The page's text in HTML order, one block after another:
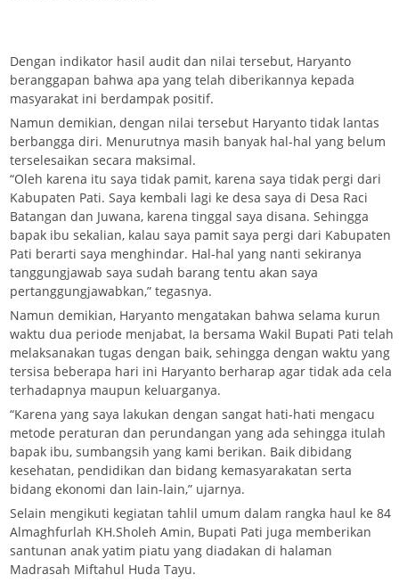
Dengan indikator hasil audit dan nilai tersebut, Haryanto
beranggapan bahwa apa yang telah diberikannya kepada
masyarakat ini berdampak positif.
Namun demikian, dengan nilai tersebut Haryanto tidak lantas
berbangga diri. Menurutnya masih banyak hal-hal yang belum
terselesaikan secara maksimal.
“Oleh karena itu saya tidak pamit, karena saya tidak pergi dari
Kabupaten Pati. Saya kembali lagi ke desa saya di Desa Raci
Batangan dan Juwana, karena tinggal saya disana. Sehingga
bapak ibu sekalian, kalau saya pamit saya pergi dari Kabupaten
Pati berarti saya menghindar. Hal-hal yang nanti sekiranya
tanggungjawab saya sudah barang tentu akan saya
pertanggungjawabkan,” tegasnya.
Namun demikian, Haryanto mengatakan bahwa selama kurun
waktu dua periode menjabat, Ia bersama Wakil Bupati Pati telah
melaksanakan tugas dengan baik, sehingga dengan waktu yang
tersisa beberapa hari ini Haryanto berharap agar tidak ada cela
terhadapnya maupun keluarganya.
“Karena yang saya lakukan dengan sangat hati-hati mengacu
metode peraturan dan perundangan yang ada sehingga itulah
bapak ibu, sumbangsih yang kami berikan. Baik dibidang
kesehatan, pendidikan dan bidang kemasyarakatan serta
bidang ekonomi dan lain-lain,” ujarnya.
Selain mengikuti kegiatan tahlil umum dalam rangka haul ke 84
Almaghfurlah KH.Sholeh Amin, Bupati Pati juga memberikan
santunan anak yatim piatu yang diadakan di halaman
Madrasah Miftahul Huda Tayu.